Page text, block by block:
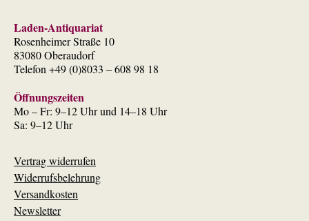
Laden-Antiquariat
Rosenheimer Straße 10
83080 Oberaudorf
Telefon +49 (0)8033 – 608 98 18
Öffnungszeiten
Mo – Fr: 9–12 Uhr und 14–18 Uhr
Sa: 9–12 Uhr
Vertrag widerrufen
Widerrufsbelehrung
Versandkosten
Newsletter